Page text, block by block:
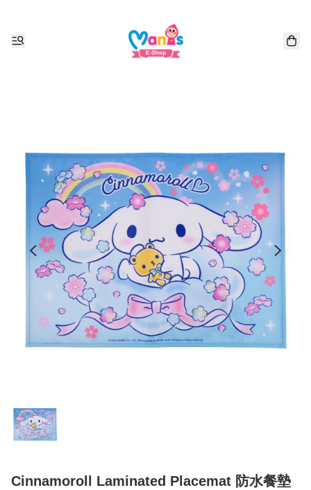
Cinnamoroll Laminated Placemat 防水餐墊